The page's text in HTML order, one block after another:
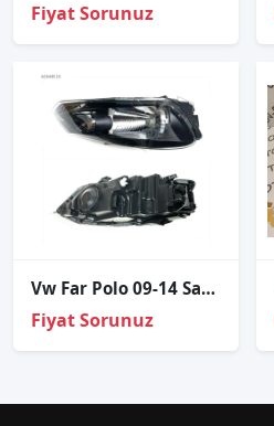
Fiyat Sorunuz
Vw Far Polo 09-14 Sağ (Valeo Tip)
Fiyat Sorunuz